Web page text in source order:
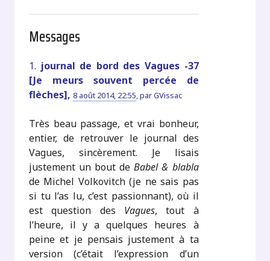
Messages
1. journal de bord des Vagues -37
[Je meurs souvent percée de
flèches],8 août 2014, 22:55,parGVissac
Très beau passage, et vrai bonheur,
entier, de retrouver le journal des
Vagues, sincèrement. Je lisais
justement un bout deBabel & blabla
de Michel Volkovitch (je ne sais pas
si tu l’as lu, c’est passionnant), où il
est question des Vagues, tout à
l’heure, il y a quelques heures à
peine et je pensais justement à ta
version (c’était l’expression d’un